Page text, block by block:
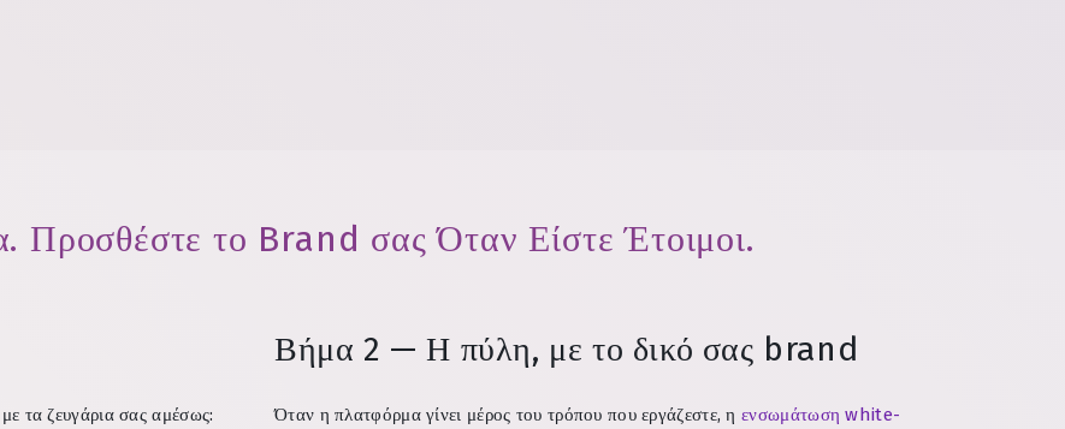
Προσθέστε το Brand σας Όταν Είστε Έτοιμοι.
τα ζευγάρια σας αμέσως:
Βήμα 2 — Η πύλη, με το δικό σας brand
Όταν η πλατφόρμα γίνει μέρος του τρόπου που εργάζεστε, ηενσωμάτωση white-